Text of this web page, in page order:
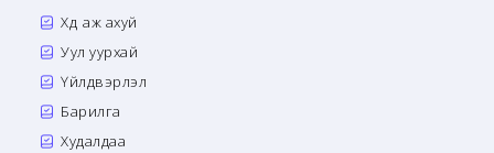
Хөдөө аж ахуй
Уул уурхай
Үйлдвэрлэл
Барилга
Худалдаа